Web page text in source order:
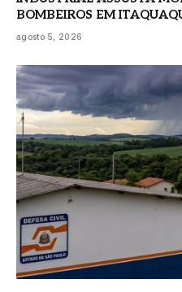
BOMBEIROS EM
agosto 5, 2026